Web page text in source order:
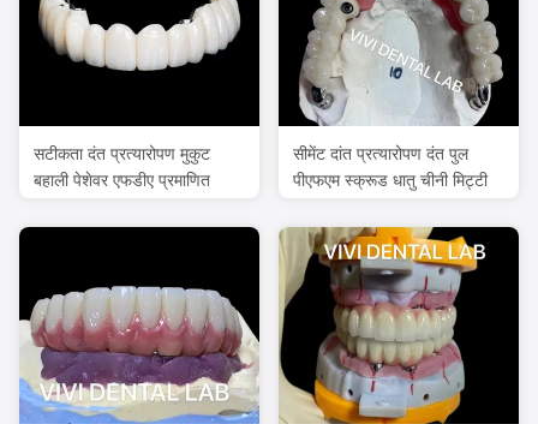
सटीकता दंत प्रत्यारोपण मुकुट
बहाली पेशेवर एफडीए प्रमाणित
सीमेंट दांत प्रत्यारोपण दंत पुल
पीएफएम स्क्रूड धातु चीनी मिट्टी